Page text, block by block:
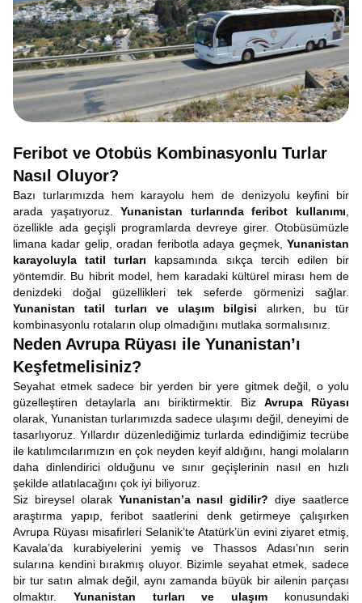
Feribot ve Otobüs Kombinasyonlu Turlar
Nasıl Oluyor?
Bazı turlarımızda hem karayolu hem de denizyolu keyfini bir
arada yaşatıyoruz.Yunanistan turlarında feribot kullanımı
özellikle ada geçişli programlarda devreye girer. Otobüsümüzle
limana kadar gelip, oradan feribotla adaya geçmek, Yunanistan
karayoluyla tatil turları kapsamında sıkça tercih edilen bir
yöntemdir. Bu hibrit model, hem karadaki kültürel mirası hem de
denizdeki doğal güzellikleri tek seferde görmenizi sağlar.
Yunanistan tatil turları ve ulaşım bilgisi alırken, bu tür
kombinasyonlu rotaların olup olmadığını mutlaka sormalısınız.
Neden Avrupa Rüyası ile Yunanistan’ı
Keşfetmelisiniz?
Seyahat etmek sadece bir yerden bir yere gitmek değil, o yolu
güzelleştiren detaylarla anı biriktirmektir. Biz Avrupa Rüyası
olarak, Yunanistan turlarımızda sadece ulaşımı değil, deneyimi de
tasarlıyoruz. Yıllardır düzenlediğimiz turlarda edindiğimiz tecrübe
ile katılımcılarımızın en çok neyden keyif aldığını, hangi molaların
daha dinlendirici olduğunu ve sınır geçişlerinin nasıl en hızlı
şekilde atlatılacağını çok iyi biliyoruz.
Siz bireysel olarak Yunanistan’a nasıl gidilir? diye saatlerce
araştırma yapıp, feribot saatlerini denk getirmeye çalışırken
Avrupa Rüyası misafirleri Selanik’te Atatürk’ün evini ziyaret etmiş,
Kavala’da kurabiyelerini yemiş ve Thassos Adası’nın serin
sularına kendini bırakmış oluyor. Bizimle seyahat etmek, sadece
bir tur satın almak değil, aynı zamanda büyük bir ailenin parçası
olmaktır. Yunanistan turları ve ulaşım konusundaki